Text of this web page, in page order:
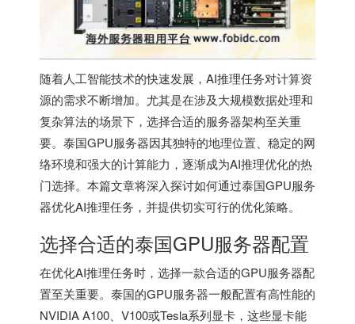
随着人工智能技术的快速发展，AI推理任务对计算资
源的需求不断增加。尤其是在涉及大规模数据处理和
复杂算法的场景下，选择合适的服务器架构至关重
要。 泰国GPU服务器因其独特的地理位置、稳定的网
络环境和强大的计算能力，逐渐成为AI推理优化的热
门选择。本篇文章将深入探讨如何通过泰国GPU服务
器优化AI推理任务，并提供切实可行的优化策略。
选择合适的泰国GPU服务器配置
在优化AI推理任务时，选择一款合适的GPU服务器配
置至关重要。泰国的GPU服务器一般配置有高性能的
NVIDIA A100、V100或Tesla系列显卡，这些显卡能